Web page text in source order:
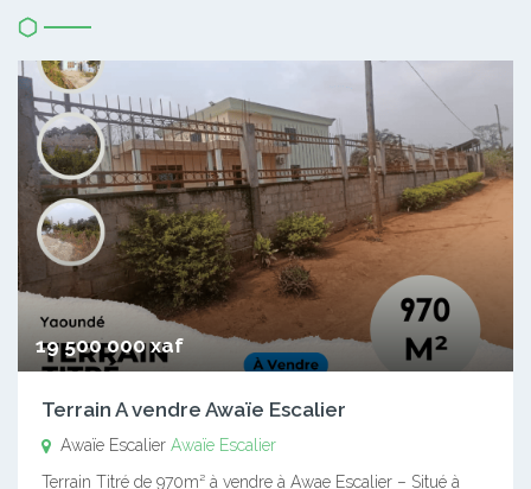
19 500 000 xaf
Terrain A vendre Awaïe Escalier
Awaïe Escalier Awaïe Escalier
Terrain Titré de 970m² à vendre à Awae Escalier – Situé à